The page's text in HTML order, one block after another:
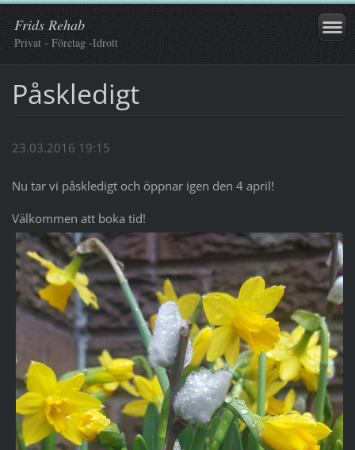
Frids Rehab
Privat - Företag -Idrott
Påskledigt
23.03.2016 19:15
Nu tar vi påskledigt och öppnar igen den 4 april!
Välkommen att boka tid!